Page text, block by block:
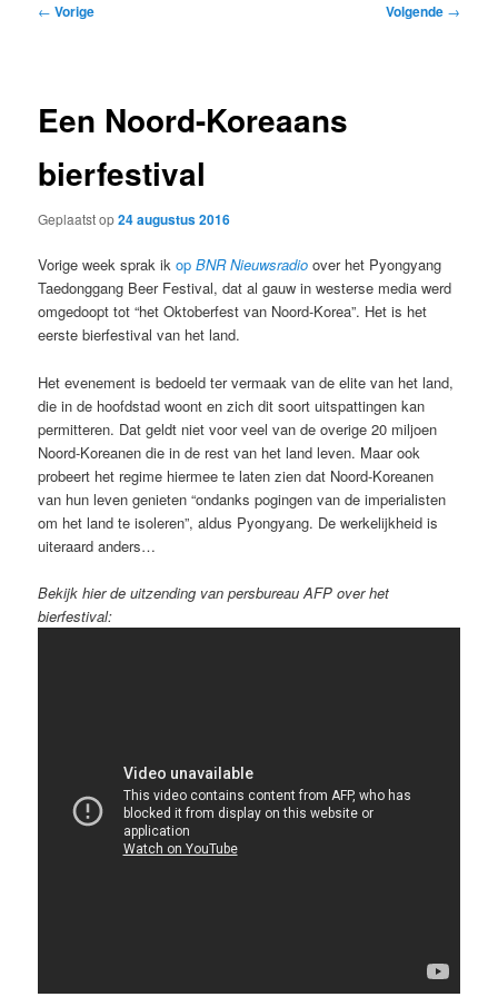
Bericht
← Vorige Volgende →
Een Noord-Koreaans
bierfestival
Geplaatst op24 augustus 2016
Vorige week sprak ikopBNR Nieuwsradio over het Pyongyang
Taedonggang Beer Festival, dat al gauw in westerse media werd
omgedoopt tot “het Oktoberfest van Noord-Korea”. Het is het
eerste bierfestival van het land.
Het evenement is bedoeld ter vermaak van de elite van het land,
die in de hoofdstad woont en zich dit soort uitspattingen kan
permitteren. Dat geldt niet voor veel van de overige 20 miljoen
Noord-Koreanen die in de rest van het land leven. Maar ook
probeert het regime hiermee te laten zien dat Noord-Koreanen
van hun leven genieten “ondanks pogingen van de imperialisten
om het land te isoleren”, aldus Pyongyang. De werkelijkheid is
uiteraard anders…
Bekijk hier de uitzending van persbureau AFP over het
bierfestival: